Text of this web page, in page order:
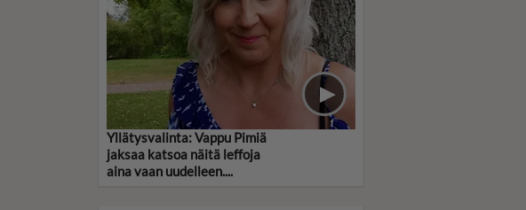
Yllätysvalinta: Vappu Pimiä
jaksaa katsoa näitä leffoja
aina vaan uudelleen....